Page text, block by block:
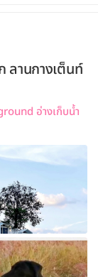
านกางเต็นท์
อ่างเก็บน้ำ